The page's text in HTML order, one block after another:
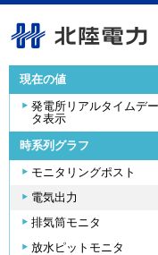
現在の値
発電所リアルタイムデー
タ表示
時系列グラフ
モニタリングポスト
電気出力
排気筒モニタ
放水ピットモニタ